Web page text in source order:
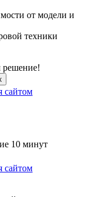
от модели и
техники
решение!
сайтом
10 минут
сайтом